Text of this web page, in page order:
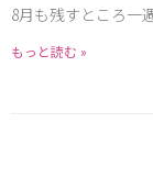
8月も残すところ一
もっと読む »